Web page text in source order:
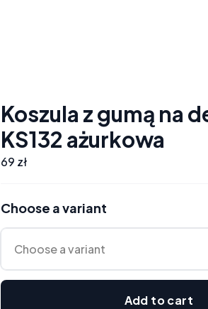
Koszula z gumą na
KS132 ażurkowa
69 zł
Choose a variant
Choose a variant
Add to cart